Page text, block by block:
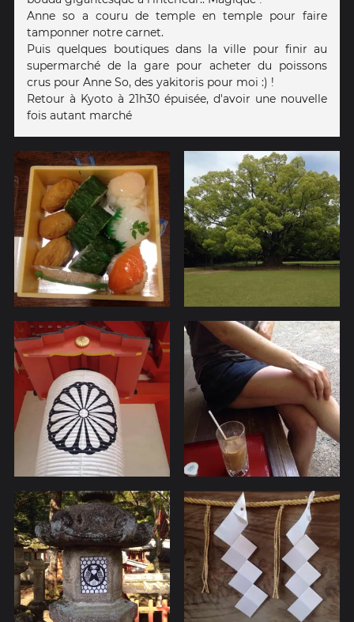
Anne so a couru de temple en temple pour faire
tamponner notre carnet.
Puis quelques boutiques dans la ville pour finir au
supermarché de la gare pour acheter du poissons
crus pour Anne So, des yakitoris pour moi :) !
Retour à Kyoto à 21h30 épuisée, d'avoir une nouvelle
fois autant marché